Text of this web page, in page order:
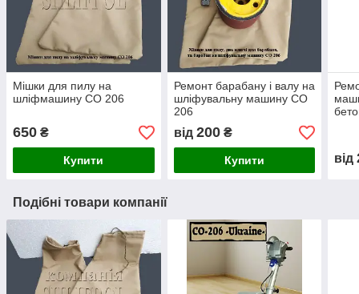
Мішки для пилу на
шліфмашину СО 206
650 ₴
Купити
Ремонт барабану і валу на
шліфувальну машину СО
206
від 200₴
Купити від
Подібні товари компанії